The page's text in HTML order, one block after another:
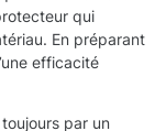
qui
En préparant
efficacité
par un